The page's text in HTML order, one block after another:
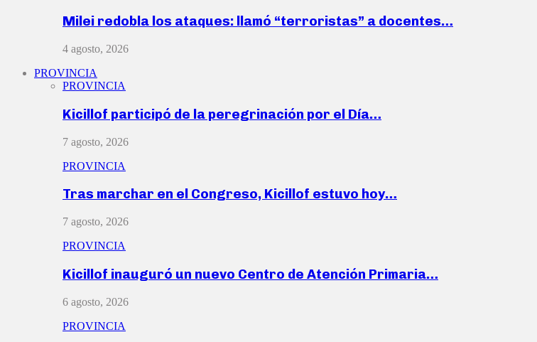
Milei redobla los ataques: llamó “terroristas” a docentes…
4 agosto, 2026
PROVINCIA
PROVINCIA
Kicillof participó de la peregrinación por el Día…
7 agosto, 2026
PROVINCIA
Tras marchar en el Congreso, Kicillof estuvo hoy…
7 agosto, 2026
PROVINCIA
Kicillof inauguró un nuevo Centro de Atención Primaria…
6 agosto, 2026
PROVINCIA